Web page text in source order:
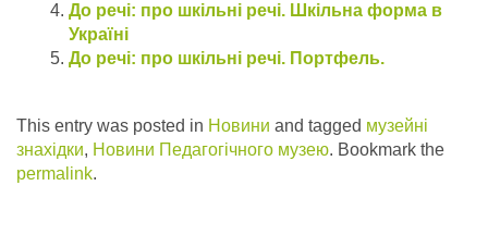
До речі: про шкільні речі. Шкільна форма в
Україні
До речі: про шкільні речі. Портфель.
This entry was posted in Новини and tagged музейні
знахідки, Новини Педагогічного музею. Bookmark the
permalink.